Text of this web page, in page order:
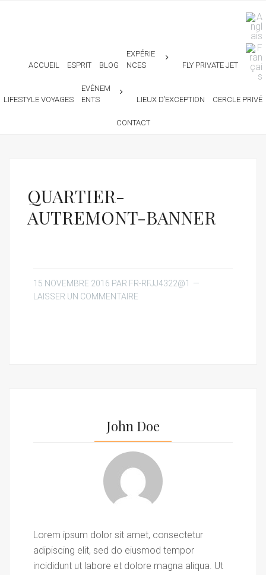
ACCUEIL ESPRIT BLOG
EXPÉRIE
NCES
FLY PRIVATE JET
LIFESTYLE VOYAGES
EVÉNEM
ENTS
LIEUX D’EXCEPTION CERCLE PRIVÉ
CONTACT
QUARTIER-
AUTREMONT-BANNER
15 NOVEMBRE 2016 PAR FR-RFJJ4322@1
LAISSER UN COMMENTAIRE
John Doe
Lorem ipsum dolor sit amet, consectetur
adipiscing elit, sed do eiusmod tempor
incididunt ut labore et dolore magna aliqua. Ut